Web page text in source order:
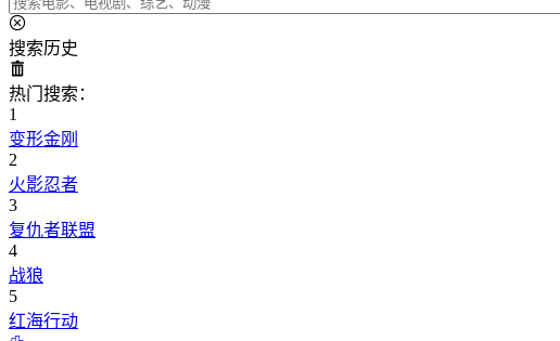
搜索历史
热门搜索：
1
变形金刚
2
火影忍者
3
复仇者联盟
4
战狼
5
红海行动